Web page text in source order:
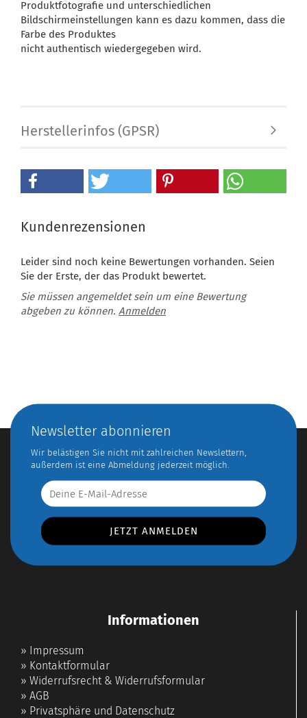
Produktfotografie und unterschiedlichen
Bildschirmeinstellungen kann es dazu kommen, dass die
Farbe des Produktes
nicht authentisch wiedergegeben wird.
Herstellerinfos (GPSR)
Kundenrezensionen
Leider sind noch keine Bewertungen vorhanden. Seien
Sie der Erste, der das Produkt bewertet.
Sie müssen angemeldet sein um eine Bewertung
abgeben zu können. Anmelden
Newsletter abonnieren
Wir belästigen Sie nicht mit zahlreichen Newslettern,
außerdem ist eine Abmeldung jederzeit möglich.
Informationen
» Impressum
» Kontaktformular
» Widerrufsrecht & Widerrufsformular
» AGB
» Privatsphäre und Datenschutz